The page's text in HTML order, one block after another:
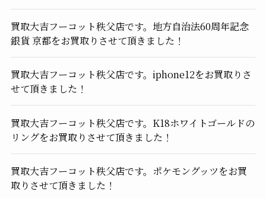
買取大吉フーコット秩父店です。地方自治法60周年記念
銀貨 京都をお買取りさせて頂きました！
買取大吉フーコット秩父店です。iphone12をお買取りさ
せて頂きました！
買取大吉フーコット秩父店です。K18ホワイトゴールドの
リングをお買取りさせて頂きました！
買取大吉フーコット秩父店です。ポケモングッツをお買
取りさせて頂きました！